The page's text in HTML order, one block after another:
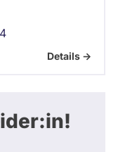
Details ->